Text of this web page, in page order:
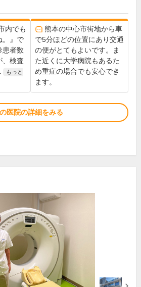
内でも
。』で
患者数
、検査
もっと
熊本の中心市街地から車
で5分ほどの位置にあり交通
の便がとてもよいです。ま
た近くに大学病院もあるた
め重症の場合でも安心でき
ます。
医院の詳細をみる